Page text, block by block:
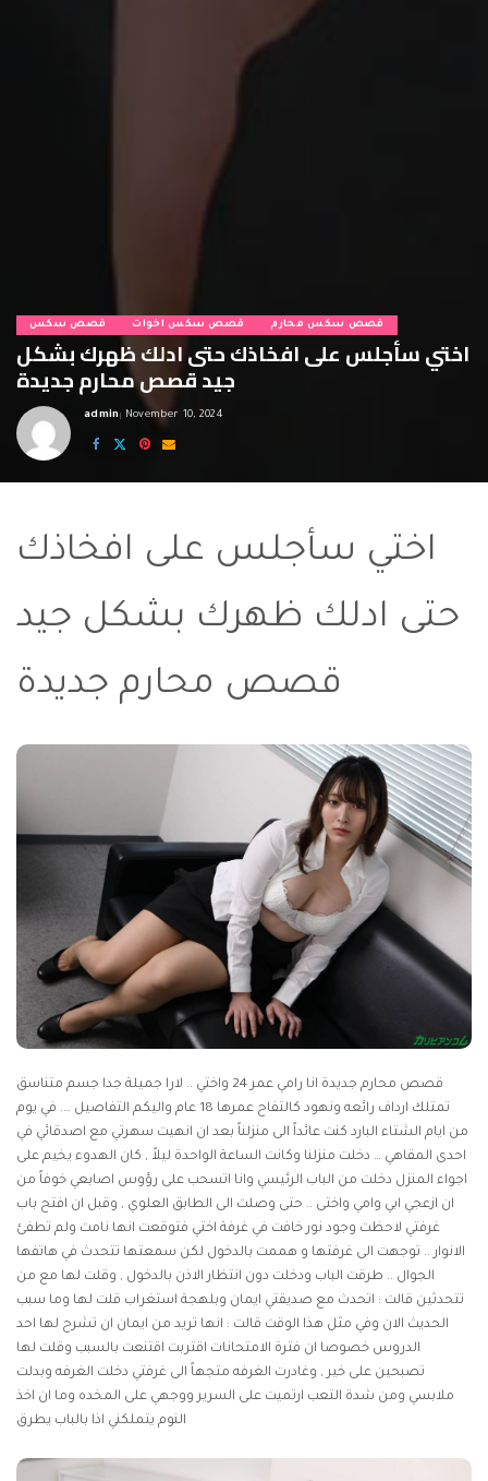
قصص سكس قصص سكس اخوات قصص سكس محارم
اختي سأجلس على افخاذك حتى ادلك ظهرك بشكل
جيد قصص محارم جديدة
Posted
by
admin November 10, 2024
اختي سأجلس على افخاذك
حتى ادلك ظهرك بشكل جيد
قصص محارم جديدة
قصص محارم جديدة
انا رامي عمر 24 واختي .. لارا جميلة جدا جسم متناسق
تمتلك ارداف رائعه ونهود كالتفاح عمرها 18 عام واليكم التفاصيل …. في يوم
من ايام الشتاء البارد كنت عائداً الى منزلناً بعد ان انهيت سهرتي مع اصدقائي في
احدى المقاهي … دخلت منزلنا وكانت الساعة الواحدة ليلاً , كان الهدوء يخيم على
اجواء المنزل دخلت من الباب الرئيسي وانا اتسحب على رؤوس اصابعي خوفاً من
ان ازعجي ابي وامي واختى .. حتى وصلت الى الطابق العلوي , وقبل ان افتح باب
غرفتي لاحظت وجود نور خافت في غرفة اختي فتوقعت انها نامت ولم تطفئ
الانوار .. توجهت الى غرفتها و هممت بالدخول لكن سمعتها تتحدث في هاتفها
الجوال .. طرقت الباب ودخلت دون انتظار الاذن بالدخول , وقلت لها مع من
تتحدثين قالت : اتحدث مع صديقتي ايمان وبلهجة استغراب قلت لها وما سبب
الحديث الان وفي مثل هذا الوقت قالت : انها تريد من ايمان ان تشرح لها احد
الدروس خصوصا ان فترة الامتحانات اقتربت اقتنعت بالسبب وقلت لها
تصبحين على خير , وغادرت الغرفه متجهاً الى غرفتي دخلت الغرفه وبدلت
ملابسي ومن شدة التعب ارتميت على السرير ووجهي على المخده وما ان اخذ
النوم يتملكني اذا بالباب يطرق